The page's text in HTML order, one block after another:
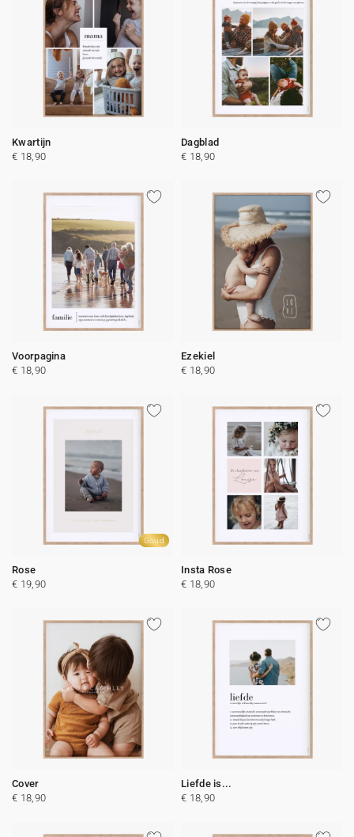
Kwartijn
€ 18,90
Dagblad
€ 18,90
Voorpagina
€ 18,90
Ezekiel
€ 18,90
Goud
Rose
€ 19,90
Insta Rose
€ 18,90
Cover
€ 18,90
Liefde is...
€ 18,90